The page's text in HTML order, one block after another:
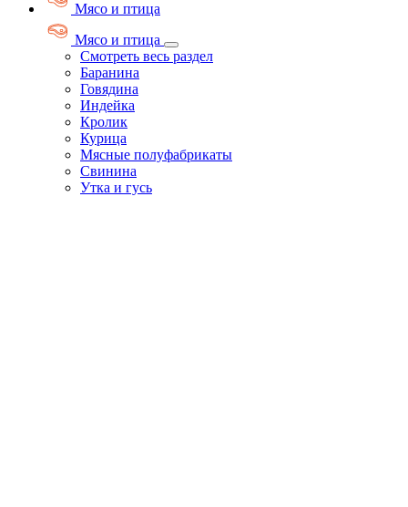
Мясо и птица
Мясо и птица
Смотреть весь раздел
Баранина
Говядина
Индейка
Кролик
Курица
Мясные полуфабрикаты
Свинина
Утка и гусь